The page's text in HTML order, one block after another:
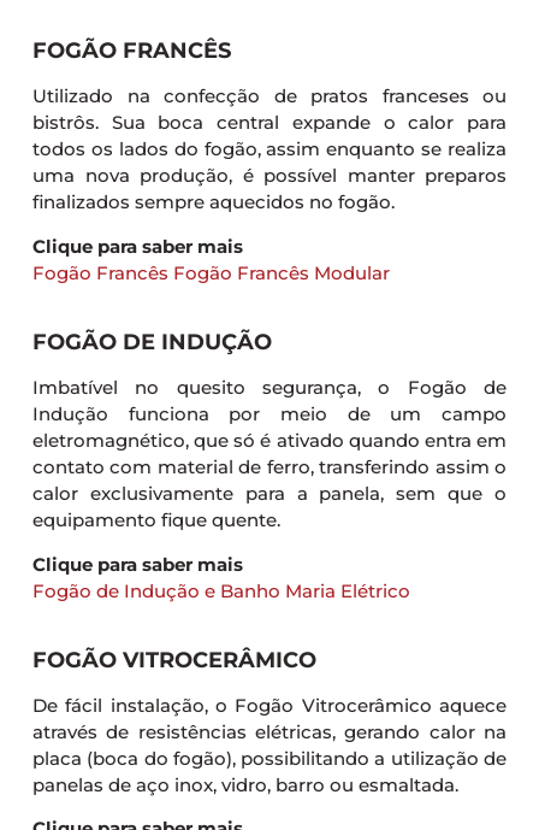
FOGÃO FRANCÊS
Utilizado na confecção de pratos franceses ou
bistrôs. Sua boca central expande o calor para
todos os lados do fogão, assim enquanto se realiza
uma nova produção, é possível manter preparos
finalizados sempre aquecidos no fogão.
Clique para saber mais
Fogão Francês Fogão Francês Modular
FOGÃO DE INDUÇÃO
Imbatível no quesito segurança, o Fogão de
Indução funciona por meio de um campo
eletromagnético, que só é ativado quando entra em
contato com material de ferro, transferindo assim o
calor exclusivamente para a panela, sem que o
equipamento fique quente.
Clique para saber mais
Fogão de Indução e Banho Maria Elétrico
FOGÃO VITROCERÂMICO
De fácil instalação, o Fogão Vitrocerâmico aquece
através de resistências elétricas, gerando calor na
placa (boca do fogão), possibilitando a utilização de
panelas de aço inox, vidro, barro ou esmaltada.